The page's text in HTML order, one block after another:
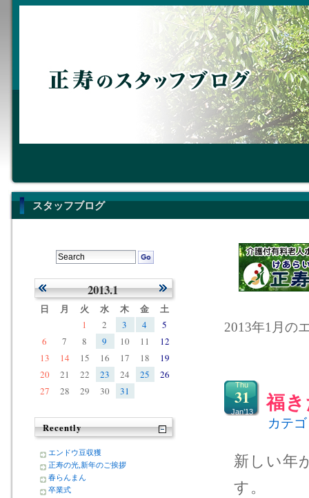
スタッフブログ
2013年1月の
福
Thu
31
Jan’13
カテ
新しい年
す。
2013.1
日 月 火 水 木 金 土
1 2 3 4
5
6
7 8 9 10 11
12
13
14 15 16 17 18
19
20
21 22 23 24 25
26
27
28 29 30 31
Recently
エンドウ豆収獲
正寿の光,新年のご挨拶
春らんまん
卒業式